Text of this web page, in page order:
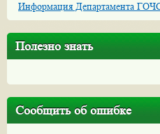
Информация Департамента
Полезно знать
Сообщить об ошибке